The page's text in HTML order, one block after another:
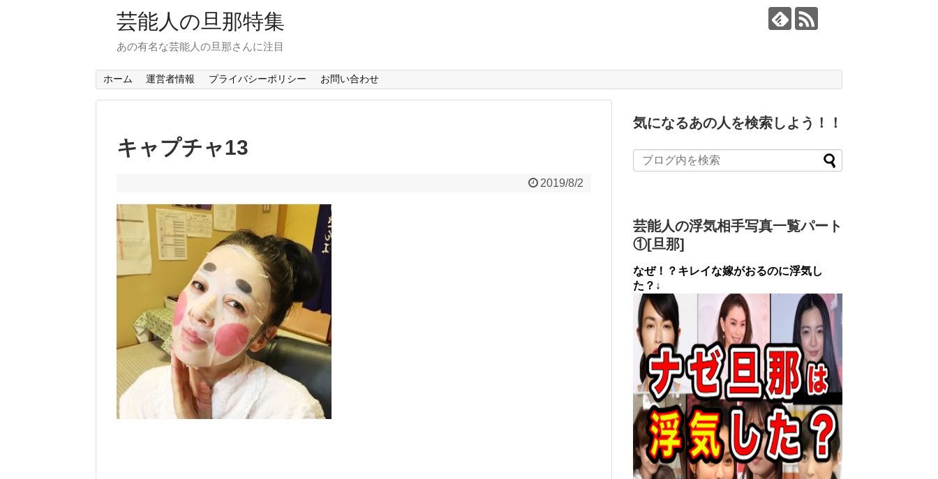
芸能人の旦那特集
あの有名な芸能人の旦那さんに注目
ホーム 運営者情報 プライバシーポリシー お問い合わせ
キャプチャ13
2019/8/2
気になるあの人を検索しよう！！
芸能人の浮気相手写真一覧パート
①[旦那]
なぜ！？キレイな嫁がおるのに浮気し
た？↓